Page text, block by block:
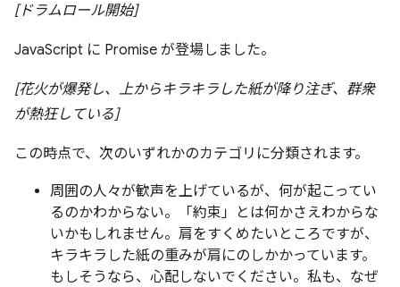
[ドラムロール開始]
JavaScript に Promise が登場しました。
[花火が爆発し、上からキラキラした紙が降り注ぎ、群衆
が熱狂している]
この時点で、次のいずれかのカテゴリに分類されます。
周囲の人々が歓声を上げているが、何が起こってい
るのかわからない。「約束」とは何かさえわからな
いかもしれません。肩をすくめたいところですが、
キラキラした紙の重みが肩にのしかかっています。
もしそうなら、心配しないでください。私も、なぜ